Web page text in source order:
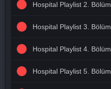
Hospital Playlist 2. Bölüm
Hospital Playlist 3. Bölüm
Hospital Playlist 4. Bölüm
Hospital Playlist 5. Bölüm